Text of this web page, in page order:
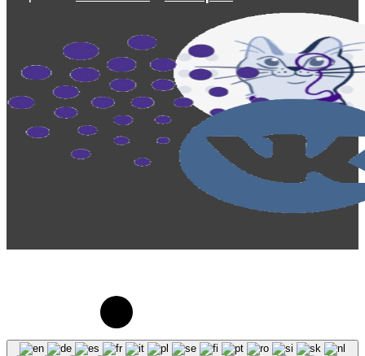
использовании материалов сайта galaktika64.ru
ссылка на источник обязательна.